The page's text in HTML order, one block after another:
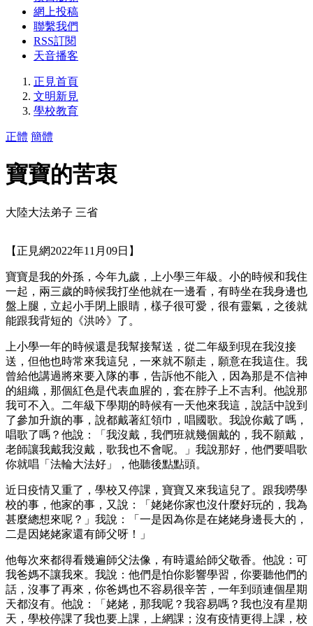
網上投稿
聯繫我們
RSS訂閱
天音播客
正見首頁
文明新見
學校教育
正體 簡體
寶寶的苦衷
大陸大法弟子 三省
【正見網2022年11月09日】
寶寶是我的外孫，今年九歲，上小學三年級。小的時候和我住
一起，兩三歲的時候我打坐他就在一邊看，有時坐在我身邊也
盤上腿，立起小手閉上眼睛，樣子很可愛，很有靈氣，之後就
能跟我背短的《洪吟》了。
上小學一年的時候還是我幫接幫送，從二年級到現在我沒接
送，但他也時常來我這兒，一來就不願走，願意在我這住。我
曾給他講過將來要入隊的事，告訴他不能入，因為那是不信神
的組織，那個紅色是代表血腥的，套在脖子上不吉利。他說那
我可不入。二年級下學期的時候有一天他來我這，說話中說到
了參加升旗的事，說都戴著紅領巾，唱國歌。我說你戴了嗎，
唱歌了嗎？他說：「我沒戴，我們班就幾個戴的，我不願戴，
老師讓我戴我沒戴，歌我也不會呢。」我說那好，他們要唱歌
你就唱「法輪大法好」，他聽後點點頭。
近日疫情又重了，學校又停課，寶寶又來我這兒了。跟我嘮學
校的事，他家的事，又說：「姥姥你家也沒什麼好玩的，我為
甚麼總想來呢？」我說：「一是因為你是在姥姥身邊長大的，
二是因姥姥家還有師父呀！」
他每次來都得看幾遍師父法像，有時還給師父敬香。他說：可
我爸媽不讓我來。我說：他們是怕你影響學習，你要聽他們的
話，沒事了再來，你爸媽也不容易很辛苦，一年到頭連個星期
天都沒有。他說：「姥姥，那我呢？我容易嗎？我也沒有星期
天，學校停課了我也要上課，上網課；沒有疫情更得上課，校